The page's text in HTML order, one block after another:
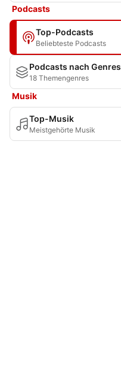
Podcasts
Top-Podcasts
Beliebteste Podcasts
Podcasts nach Genres
18 Themengenres
Musik
Top-Musik
Meistgehörte Musik